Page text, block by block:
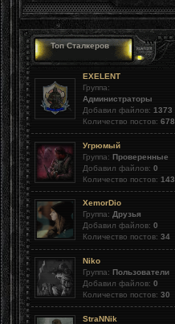
Топ Сталкеров
EXELENT
Группа:
Администраторы
Добавил файлов: 1373
Количество постов: 678
Угрюмый
Группа: Проверенные
Добавил файлов: 0
Количество постов: 143
XemorDio
Группа: Друзья
Добавил файлов: 0
Количество постов: 34
Niko
Группа: Пользователи
Добавил файлов: 0
Количество постов: 30
StraNNik